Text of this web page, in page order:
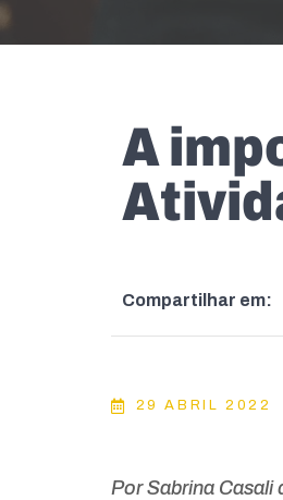
A
Compartilhar em:
29 ABRIL 2022
Por Sabrina Casali